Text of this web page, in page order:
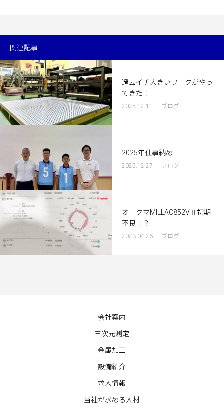
関連記事
過去イチ大きいワークがやっ
てきた！
2025.12.11 ブログ
2025年仕事納め
2025.12.27 ブログ
オークマMILLAC852VⅡ初期
不良！？
2023.04.26 ブログ
会社案内
三次元測定
金属加工
設備紹介
求人情報
当社が求める人材